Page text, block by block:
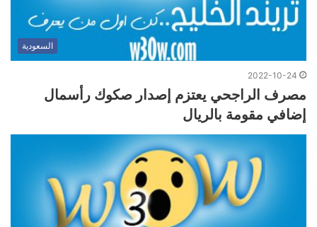
السعودية
2022-10-24
مصرف الراجحي يعتزم إصدار صكوك رأسمال
إضافي مقومة بالريال